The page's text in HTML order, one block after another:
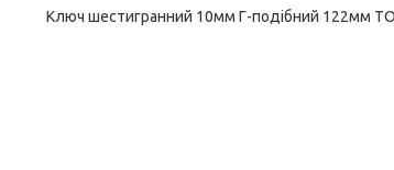
Ключ шестигранний 10мм Г-подібний 122мм